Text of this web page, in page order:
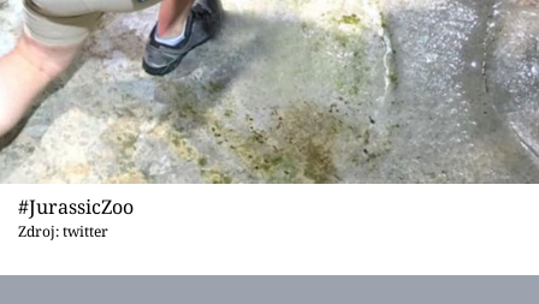
#JurassicZoo
Zdroj: twitter